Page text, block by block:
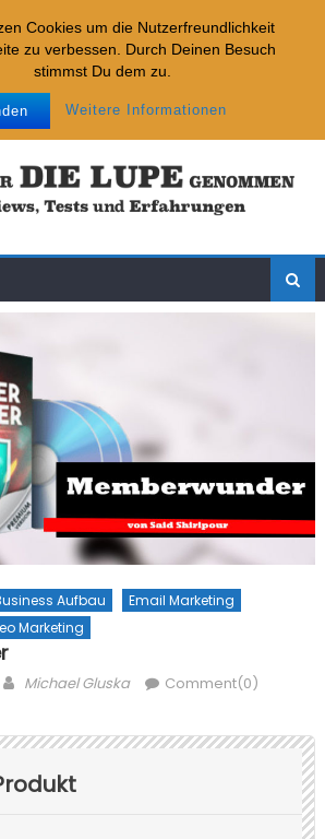
Cookies um die Nutzerfreundlichkeit
zu verbessen. Durch Deinen Besuch
stimmst Du dem zu.
Weitere Informationen
Neueste Tests:
System
2026 Impressum
Aufbau
Email Marketing
Marketing
Author
Michael Gluska Comment(0)